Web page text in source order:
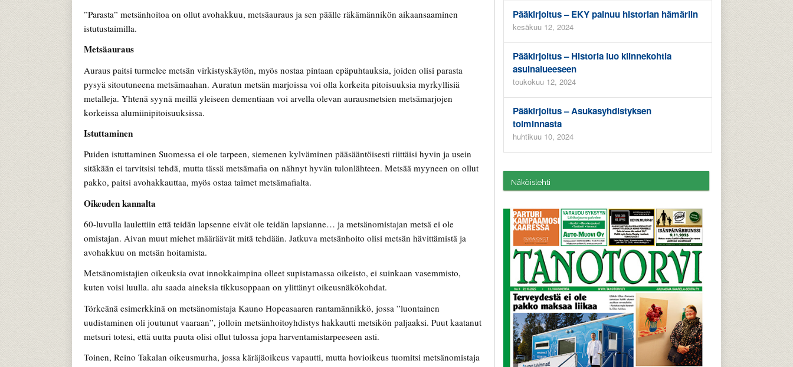
”Parasta” metsänhoitoa on ollut avohakkuu, metsäauraus ja sen päälle räkämännikön aikaansaaminen
istutustaimilla.
Metsäauraus
Auraus paitsi turmelee metsän virkistyskäytön, myös nostaa pintaan epäpuhtauksia, joiden olisi parasta
pysyä sitoutuneena metsämaahan. Auratun metsän marjoissa voi olla korkeita pitoisuuksia myrkyllisiä
metalleja. Yhtenä syynä meillä yleiseen dementiaan voi arvella olevan aurausmetsien metsämarjojen
korkeissa alumiinipitoisuuksissa.
Istuttaminen
Puiden istuttaminen Suomessa ei ole tarpeen, siemenen kylväminen pääsääntöisesti riittäisi hyvin ja usein
sitäkään ei tarvitsisi tehdä, mutta tässä metsämafia on nähnyt hyvän tulonlähteen. Metsää myyneen on ollut
pakko, paitsi avohakkauttaa, myös ostaa taimet metsämafialta.
Oikeuden kannalta
60-luvulla laulettiin että teidän lapsenne eivät ole teidän lapsianne… ja metsänomistajan metsä ei ole
omistajan. Aivan muut miehet määräävät mitä tehdään. Jatkuva metsänhoito olisi metsän hävittämistä ja
avohakkuu on metsän hoitamista.
Metsänomistajien oikeuksia ovat innokkaimpina olleet supistamassa oikeisto, ei suinkaan vasemmisto,
kuten voisi luulla. alu saada aineksia tikkusoppaan on ylittänyt oikeusnäkökohdat.
Törkeänä esimerkkinä on metsänomistaja Kauno Hopeasaaren rantamännikkö, jossa ”luontainen
uudistaminen oli joutunut vaaraan”, jolloin metsänhoitoyhdistys hakkautti metsikön paljaaksi. Puut kaatanut
metsuri totesi, että uutta puuta olisi ollut tulossa jopa harventamistarpeeseen asti.
Toinen, Reino Takalan oikeusmurha, jossa käräjäoikeus vapautti, mutta hovioikeus tuomitsi metsänomistaja
Pääkirjoitus – EKY painuu historian hämäriin
kesäkuu 12, 2024
Pääkirjoitus – Historia luo kiinnekohtia
asuinalueeseen
toukokuu 12, 2024
Pääkirjoitus – Asukasyhdistyksen
toiminnasta
huhtikuu 10, 2024
Näköislehti